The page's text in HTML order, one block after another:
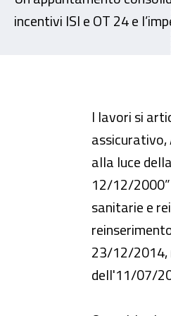
incentivi ISI e OT 24 e
I lavori si
assicurativo,
alla luce
12/12/
sanitarie e
23/12/2014,
dell'11/07/